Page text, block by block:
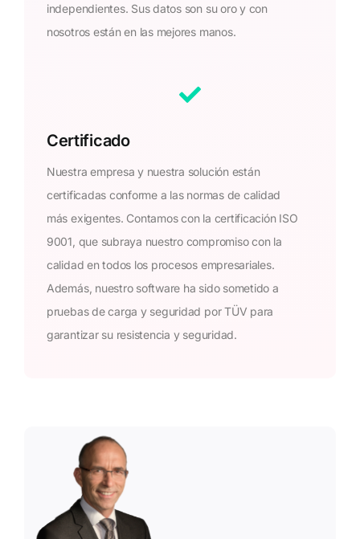
independientes. Sus datos son su oro y con
nosotros están en las mejores manos.
Certificado
Nuestra empresa y nuestra solución están
certificadas conforme a las normas de calidad
más exigentes. Contamos con la certificación ISO
9001, que subraya nuestro compromiso con la
calidad en todos los procesos empresariales.
Además, nuestro software ha sido sometido a
pruebas de carga y seguridad por TÜV para
garantizar su resistencia y seguridad.